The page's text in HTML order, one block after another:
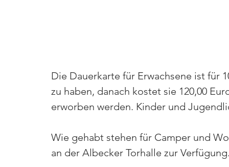
Die Dauerkarte für Erwachsene ist für
zu haben, danach kostet sie 120,00
erworben werden. Kinder und
Wie gehabt stehen für Camper und
an der Albecker Torhalle zur